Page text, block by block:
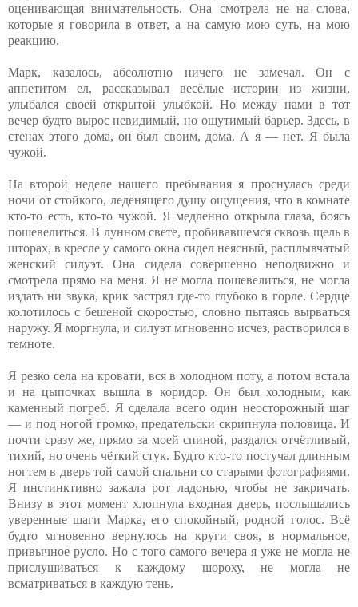
оценивающая внимательность. Она смотрела не на слова,
которые я говорила в ответ, а на самую мою суть, на мою
реакцию.
Марк, казалось, абсолютно ничего не замечал. Он с
аппетитом ел, рассказывал весёлые истории из жизни,
улыбался своей открытой улыбкой. Но между нами в тот
вечер будто вырос невидимый, но ощутимый барьер. Здесь, в
стенах этого дома, он был своим, дома. А я — нет. Я была
чужой.
На второй неделе нашего пребывания я проснулась среди
ночи от стойкого, леденящего душу ощущения, что в комнате
кто-то есть, кто-то чужой. Я медленно открыла глаза, боясь
пошевелиться. В лунном свете, пробивавшемся сквозь щель в
шторах, в кресле у самого окна сидел неясный, расплывчатый
женский силуэт. Она сидела совершенно неподвижно и
смотрела прямо на меня. Я не могла пошевелиться, не могла
издать ни звука, крик застрял где-то глубоко в горле. Сердце
колотилось с бешеной скоростью, словно пытаясь вырваться
наружу. Я моргнула, и силуэт мгновенно исчез, растворился в
темноте.
Я резко села на кровати, вся в холодном поту, а потом встала
и на цыпочках вышла в коридор. Он был холодным, как
каменный погреб. Я сделала всего один неосторожный шаг
— и под ногой громко, предательски скрипнула половица. И
почти сразу же, прямо за моей спиной, раздался отчётливый,
тихий, но очень чёткий стук. Будто кто-то постучал длинным
ногтем в дверь той самой спальни со старыми фотографиями.
Я инстинктивно зажала рот ладонью, чтобы не закричать.
Внизу в этот момент хлопнула входная дверь, послышались
уверенные шаги Марка, его спокойный, родной голос. Всё
будто мгновенно вернулось на круги своя, в нормальное,
привычное русло. Но с того самого вечера я уже не могла не
прислушиваться к каждому шороху, не могла не
всматриваться в каждую тень.